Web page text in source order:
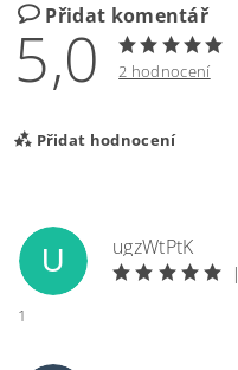
Přidat komentář
5,0 2 hodnocení
Přidat hodnocení
U
ugzWtPtK
|
1